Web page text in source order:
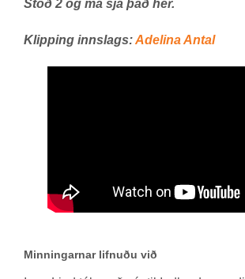
Stöð 2 og má sjá það hér.
Klipping innslags:Adel­ina An­tal
Minningarnar lifnuðu við